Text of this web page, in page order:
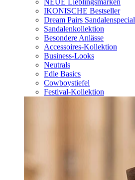
IKONISCHE Bestseller
Dream Pairs Sandalenspecial
Sandalenkollektion
Besondere Anlässe
Accessoires-Kollektion
Business-Looks
Neutrals
Edle Basics
Cowboystiefel
Festival-Kollektion